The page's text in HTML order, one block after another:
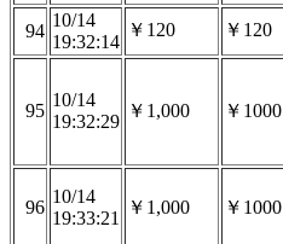
94
10/14
19:32:14
￥120 ￥120
95
10/14
19:32:29
￥1,000 ￥1000
96
10/14
19:33:21
￥1,000 ￥1000